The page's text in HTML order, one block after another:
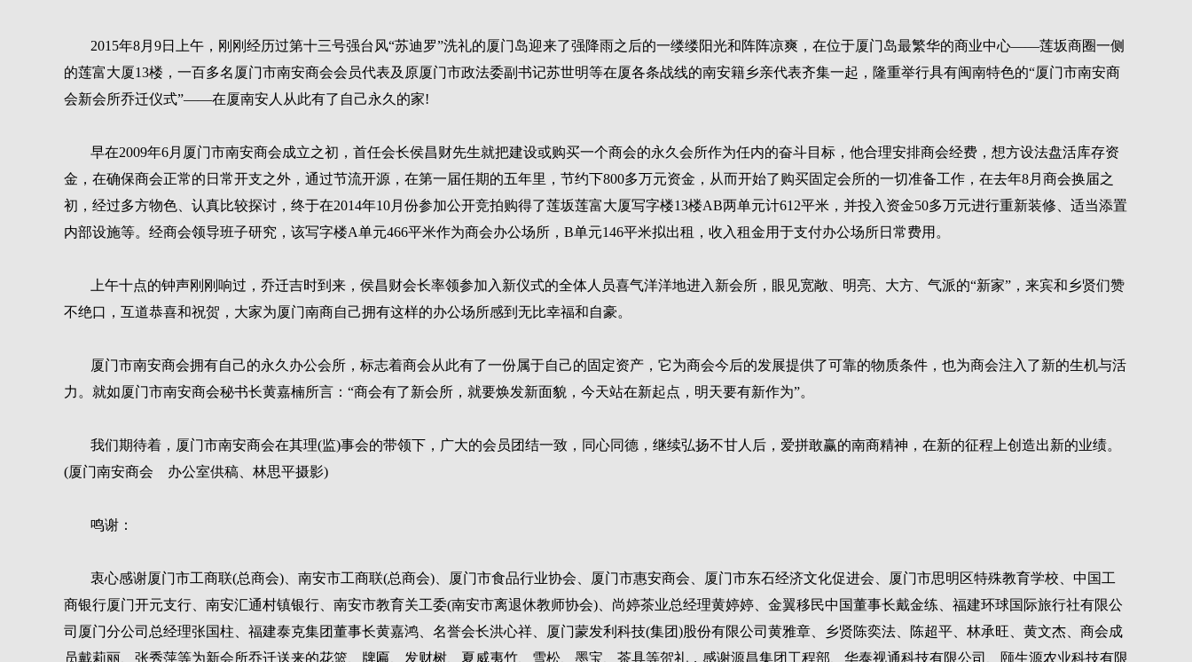
2015年8月9日上午，刚刚经历过第十三号强台风“苏迪罗”洗礼的厦门岛迎来了强降雨之后的一缕缕阳光和阵阵凉爽，在位于厦门岛最繁华的商业中心——莲坂商圈一侧
的莲富大厦13楼，一百多名厦门市南安商会会员代表及原厦门市政法委副书记苏世明等在厦各条战线的南安籍乡亲代表齐集一起，隆重举行具有闽南特色的“厦门市南安商
会新会所乔迁仪式”——在厦南安人从此有了自己永久的家!
早在2009年6月厦门市南安商会成立之初，首任会长侯昌财先生就把建设或购买一个商会的永久会所作为任内的奋斗目标，他合理安排商会经费，想方设法盘活库存资
金，在确保商会正常的日常开支之外，通过节流开源，在第一届任期的五年里，节约下800多万元资金，从而开始了购买固定会所的一切准备工作，在去年8月商会换届之
初，经过多方物色、认真比较探讨，终于在2014年10月份参加公开竞拍购得了莲坂莲富大厦写字楼13楼AB两单元计612平米，并投入资金50多万元进行重新装修、适当添置
内部设施等。经商会领导班子研究，该写字楼A单元466平米作为商会办公场所，B单元146平米拟出租，收入租金用于支付办公场所日常费用。
上午十点的钟声刚刚响过，乔迁吉时到来，侯昌财会长率领参加入新仪式的全体人员喜气洋洋地进入新会所，眼见宽敞、明亮、大方、气派的“新家”，来宾和乡贤们赞
不绝口，互道恭喜和祝贺，大家为厦门南商自己拥有这样的办公场所感到无比幸福和自豪。
厦门市南安商会拥有自己的永久办公会所，标志着商会从此有了一份属于自己的固定资产，它为商会今后的发展提供了可靠的物质条件，也为商会注入了新的生机与活
力。就如厦门市南安商会秘书长黄嘉楠所言：“商会有了新会所，就要焕发新面貌，今天站在新起点，明天要有新作为”。
我们期待着，厦门市南安商会在其理(监)事会的带领下，广大的会员团结一致，同心同德，继续弘扬不甘人后，爱拼敢赢的南商精神，在新的征程上创造出新的业绩。
(厦门南安商会 办公室供稿、林思平摄影)
鸣谢：
衷心感谢厦门市工商联(总商会)、南安市工商联(总商会)、厦门市食品行业协会、厦门市惠安商会、厦门市东石经济文化促进会、厦门市思明区特殊教育学校、中国工
商银行厦门开元支行、南安汇通村镇银行、南安市教育关工委(南安市离退休教师协会)、尚婷茶业总经理黄婷婷、金翼移民中国董事长戴金练、福建环球国际旅行社有限公
司厦门分公司总经理张国柱、福建泰克集团董事长黄嘉鸿、名誉会长洪心祥、厦门蒙发利科技(集团)股份有限公司黄雅章、乡贤陈奕法、陈超平、林承旺、黄文杰、商会成
员戴莉丽、张秀萍等为新会所乔迁送来的花篮、牌匾、发财树、夏威夷竹、雪松、墨宝、茶具等贺礼，感谢源昌集团工程部、华泰视通科技有限公司、颐生源农业科技有限